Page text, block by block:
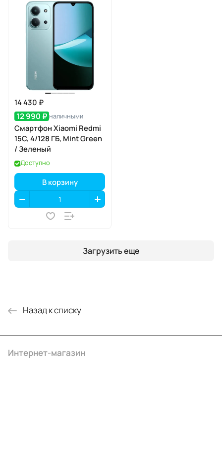
14 430 ₽
12 990 ₽ наличными
Смартфон Xiaomi Redmi
15C, 4/128 ГБ, Mint Green
/ Зеленый
Доступно
В корзину
Загрузить еще
Назад к списку
Интернет-магазин